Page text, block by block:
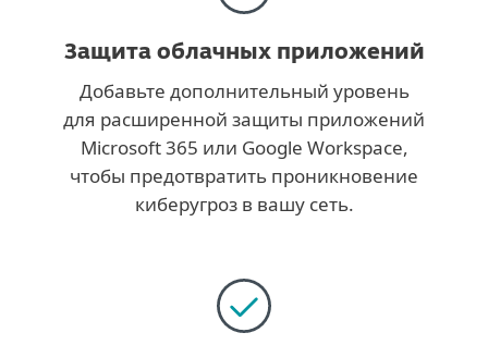
Защита облачных приложений
Добавьте дополнительный уровень
для расширенной защиты приложений
Microsoft 365 или Google Workspace,
чтобы предотвратить проникновение
киберугроз в вашу сеть.